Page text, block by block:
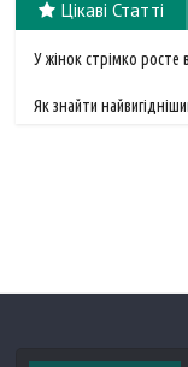
Цікаві Статті
У жінок стрімко росте
Як знайти